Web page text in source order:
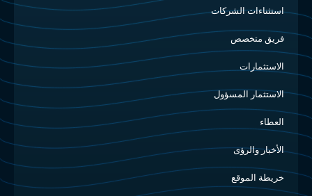
استثناءات الشركات
فريق متخصص
الاستثمارات
الاستثمار المسؤول
العطاء
الأخبار والرؤى
خريطة الموقع